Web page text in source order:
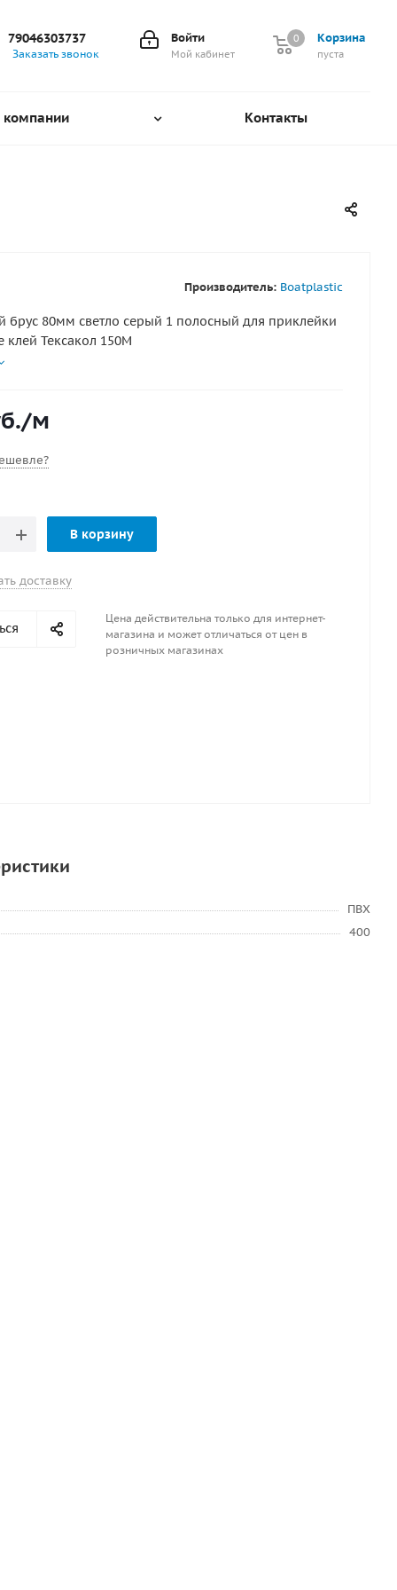
Корзина
0
пуста
0
Войти
Мой кабинет
79046303737
Заказать звонок
Контакты
Производитель: Boatplastic
80мм светло серый 1 полосный для приклейки
клей Тексакол 150М
/м
В корзину
доставку
Цена действительна только для интернет-
магазина и может отличаться от цен в
розничных магазинах
ПВХ
400